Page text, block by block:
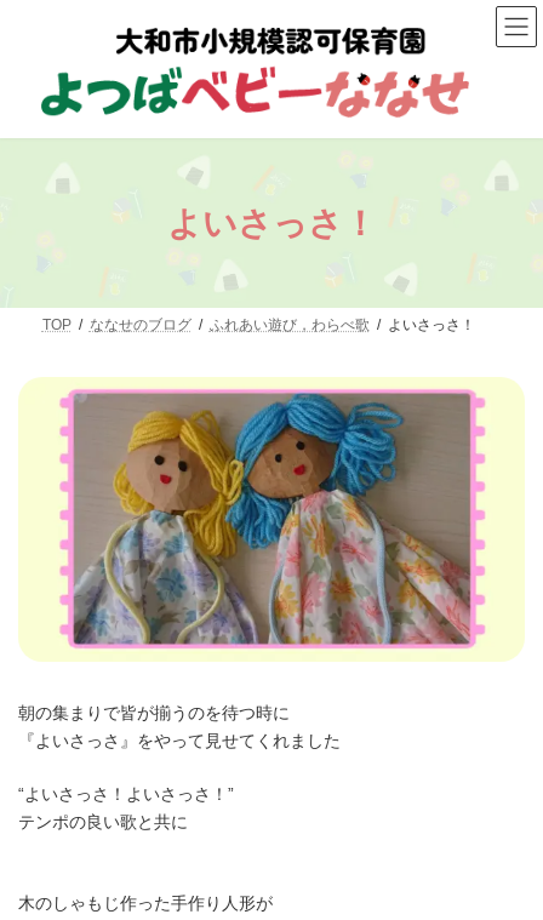
ス
ン
よいさっさ！
TOP ななせのブログ ふれあい遊び，わらべ歌 よいさっさ！
朝の集まりで皆が揃うのを待つ時に
『よいさっさ』をやって見せてくれました
“よいさっさ！よいさっさ！”
テンポの良い歌と共に
木のしゃもじ作った手作り人形が